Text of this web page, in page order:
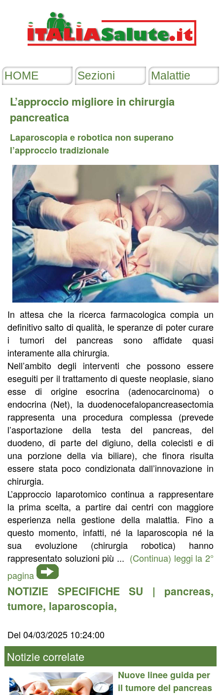
L’approccio migliore in chirurgia
pancreatica
Laparoscopia e robotica non superano
l’approccio tradizionale
In attesa che la ricerca farmacologica compia un
definitivo salto di qualità, le speranze di poter curare
i tumori del pancreas sono affidate quasi
interamente alla chirurgia.
Nell’ambito degli interventi che possono essere
eseguiti per il trattamento di queste neoplasie, siano
esse di origine esocrina (adenocarcinoma) o
endocrina (Net), la duodenocefalopancreasectomia
rappresenta una procedura complessa (prevede
l’asportazione della testa del pancreas, del
duodeno, di parte del digiuno, della colecisti e di
una porzione della via biliare), che finora risulta
essere stata poco condizionata dall’innovazione in
chirurgia.
L’approccio laparotomico continua a rappresentare
la prima scelta, a partire dai centri con maggiore
esperienza nella gestione della malattia. Fino a
questo momento, infatti, né la laparoscopia né la
sua evoluzione (chirurgia robotica) hanno
rappresentato soluzioni più ... (Continua) leggi la 2°
pagina
NOTIZIE SPECIFICHE SU | pancreas,
tumore, laparoscopia,
Del 04/03/2025 10:24:00
Notizie correlate
Nuove linee guida per
il tumore del pancreas